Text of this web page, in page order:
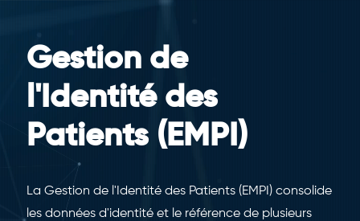
Gestion de
l'Identité des
Patients (EMPI)
La Gestion de l'Identité des Patients (EMPI) consolide
les données d'identité et le référence de plusieurs